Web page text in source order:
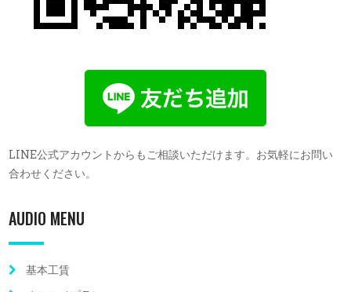
LINE公式アカウントからもご相談いただけます。お気軽にお問い
合わせください。
AUDIO MENU
基本工賃